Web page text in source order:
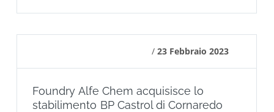
/ 23 Febbraio 2023
Foundry Alfe Chem acquisisce lo
stabilimento BP Castrol di Cornaredo